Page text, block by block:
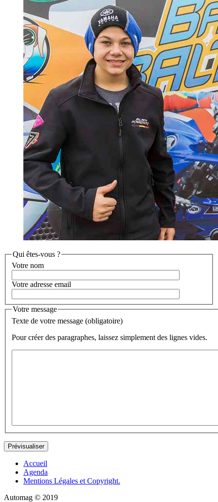
Qui êtes-vous ?
Votre nom
Votre adresse email
Votre message
Texte de votre message (obligatoire)
Pour créer des paragraphes, laissez simplement des lignes vides.
Accueil
Agenda
Mentions Légales et Copyright.
Automag © 2019